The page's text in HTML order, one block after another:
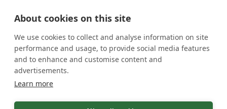
About cookies on this site
We use cookies to collect and analyse information on site
performance and usage, to provide social media features
and to enhance and customise content and
advertisements.
Learn more
Beoordelingen
Meteen opzeggen
719 opzeggingen afgelopen 30 dagen - 3.666.347